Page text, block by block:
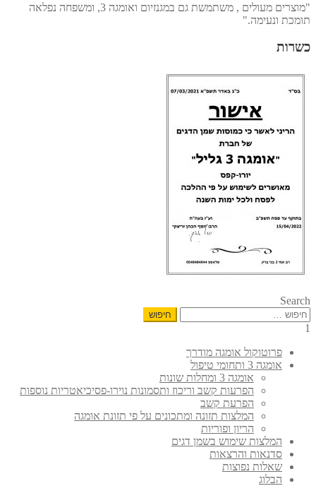
"מוצרים מעולים , משתמשת גם במגנזיום ואומגה 3, ומשפחה נפלאה
ונעימה."
פרוטוקול אומגה מודרך
אומגה 3 ותחומי טיפול
אומגה 3 ומחלות שונות
הפרעות קשב וריכוז ותסמונות נוירו-פסיכיאטריות נוספות
הפרעת קשב
המלצות תזונה ומתכונים על פי תזונת אומגה
הריון ופוריות
המלצות שימוש בשמן דגים
סדנאות והרצאות
שאלות נפוצות
הבלוג